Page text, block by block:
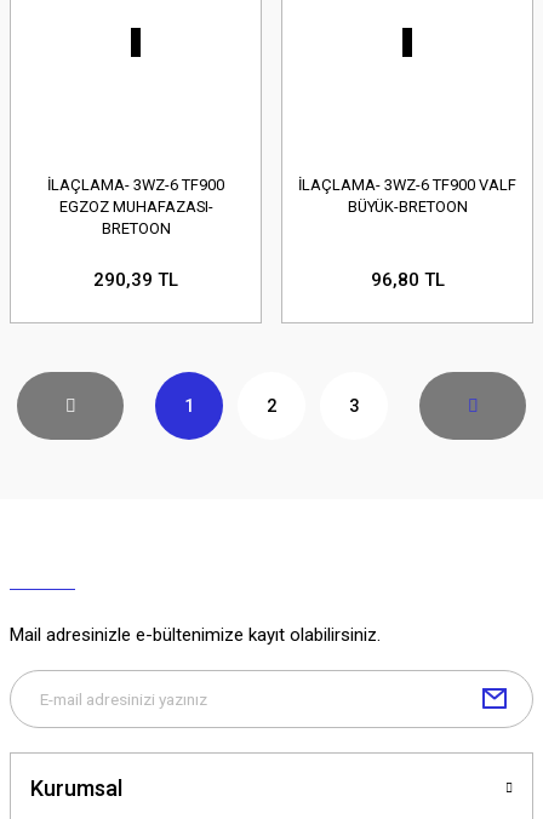
İLAÇLAMA- 3WZ-6 TF900
EGZOZ MUHAFAZASI-
BRETOON
290,39 TL
İLAÇLAMA- 3WZ-6 TF900 VALF
BÜYÜK-BRETOON
96,80 TL
1 2 3
Mail adresinizle e-bültenimize kayıt olabilirsiniz.
Kurumsal